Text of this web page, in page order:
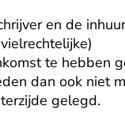
en de
te hebben
dan ook niet
gelegd.